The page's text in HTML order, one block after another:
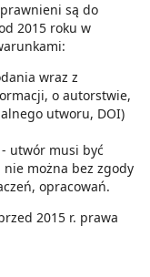
są do
2015 roku w
wraz z
o autorstwie,
utworu, DOI)
utwór musi być
można bez zgody
opracowań.
2015 r. prawa